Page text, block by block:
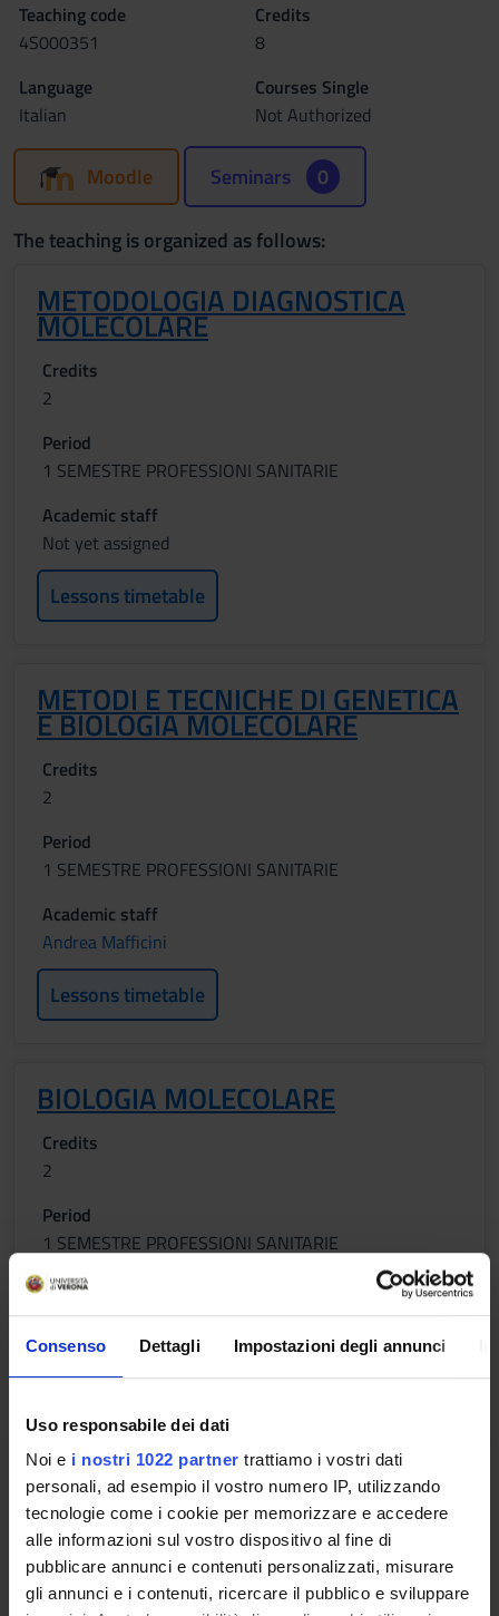
Consenso Dettagli Impostazioni degli annunci
Uso responsabile dei dati
Noi e i nostri 1022 partner trattiamo i vostri dati
personali, ad esempio il vostro numero IP, utilizzando
tecnologie come i cookie per memorizzare e accedere
alle informazioni sul vostro dispositivo al fine di
pubblicare annunci e contenuti personalizzati, misurare
gli annunci e i contenuti, ricercare il pubblico e sviluppare
Teaching code
4S000351
Credits
8
Language
Italian
Courses Single
Not Authorized
Moodle Seminars 0
The teaching is organized as follows:
METODOLOGIA DIAGNOSTICA
MOLECOLARE
Credits
2
Period
1 SEMESTRE PROFESSIONI SANITARIE
Academic staff
Not yet assigned
Lessons timetable
METODI E TECNICHE DI GENETICA
E BIOLOGIA MOLECOLARE
Credits
2
Period
1 SEMESTRE PROFESSIONI SANITARIE
Academic staff
Andrea Mafficini
Lessons timetable
BIOLOGIA MOLECOLARE
Credits
2
Period
1 SEMESTRE PROFESSIONI SANITARIE
Academic staff
Maria Teresa Valenti
BIOCHIMICA E CHIMICA
DELL'INQUINAMENTO
AMBIENTALE
Credits
1